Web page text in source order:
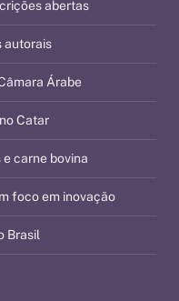
abertas
autorais
Árabe
Catar
carne bovina
foco em inovação
Brasil